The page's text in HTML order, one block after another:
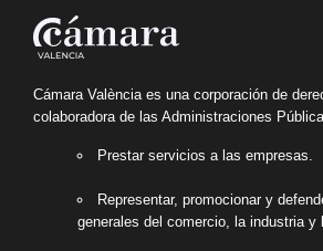
Cámara València es una corporación de
colaboradora de las Administraciones
Prestar servicios a las empresas.
Representar, promocionar y
generales del comercio, la industria y